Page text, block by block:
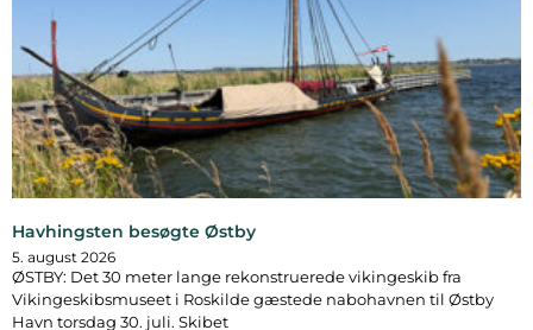
Havhingsten besøgte Østby
5. august 2026
ØSTBY: Det 30 meter lange rekonstruerede vikingeskib fra
Vikingeskibsmuseet i Roskilde gæstede nabohavnen til Østby
Havn torsdag 30. juli. Skibet